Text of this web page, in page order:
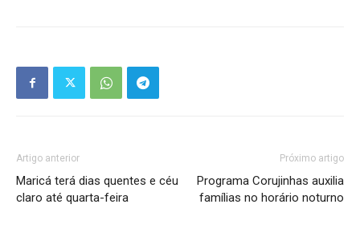
Artigo anterior
Maricá terá dias quentes e céu
claro até quarta-feira
Próximo artigo
Programa Corujinhas auxilia
famílias no horário noturno